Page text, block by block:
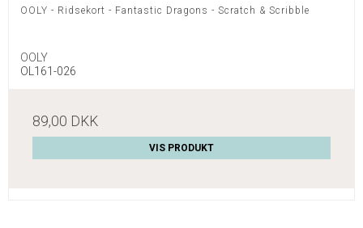
OOLY - Ridsekort - Fantastic Dragons - Scratch & Scribble
OOLY
OL161-026
89,00 DKK
VIS PRODUKT